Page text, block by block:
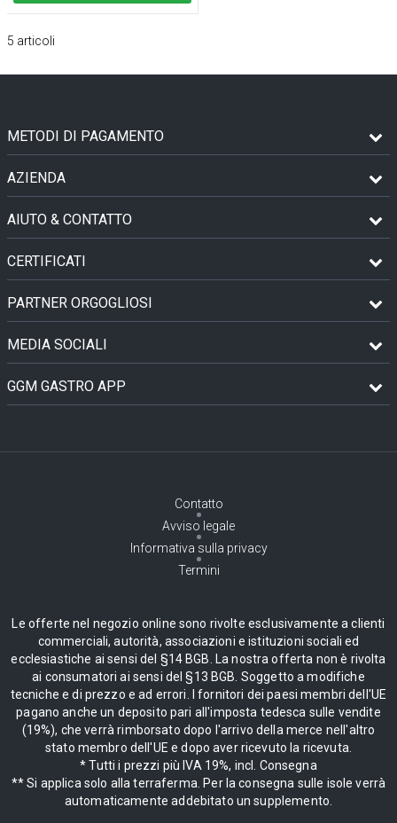
5 articoli
METODI DI PAGAMENTO
AZIENDA
AIUTO & CONTATTO
CERTIFICATI
PARTNER ORGOGLIOSI
MEDIA SOCIALI
GGM GASTRO APP
Contatto
Avviso legale
Informativa sulla privacy
Termini
Le offerte nel negozio online sono rivolte esclusivamente a clienti
commerciali, autorità, associazioni e istituzioni sociali ed
ecclesiastiche ai sensi del §14 BGB. La nostra offerta non è rivolta
ai consumatori ai sensi del §13 BGB. Soggetto a modifiche
tecniche e di prezzo e ad errori. I fornitori dei paesi membri dell'UE
pagano anche un deposito pari all'imposta tedesca sulle vendite
(19%), che verrà rimborsato dopo l'arrivo della merce nell'altro
stato membro dell'UE e dopo aver ricevuto la ricevuta.
* Tutti i prezzi più IVA 19%, incl. Consegna
** Si applica solo alla terraferma. Per la consegna sulle isole verrà
automaticamente addebitato un supplemento.